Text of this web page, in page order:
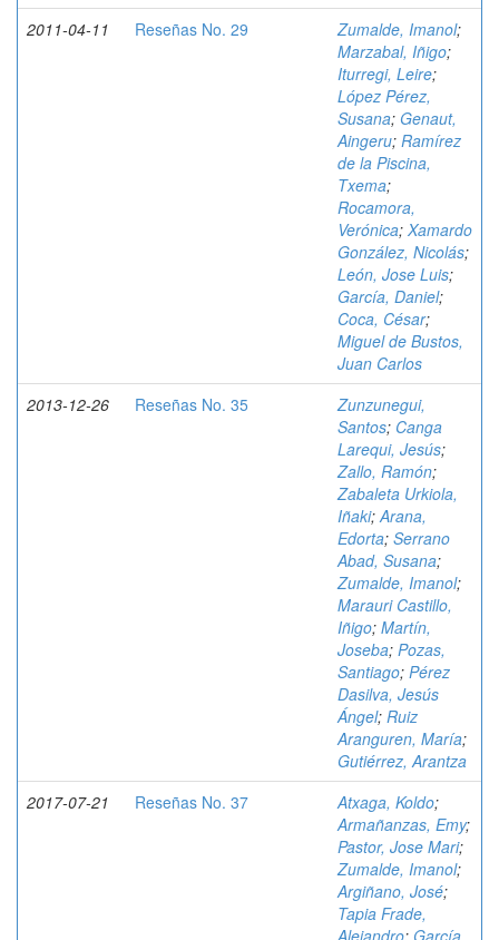
2011-04-11
Reseñas No. 29 Zumalde, Imanol;
Marzabal, Iñigo;
Iturregi, Leire;
López Pérez,
Susana; Genaut,
Aingeru; Ramírez
de la Piscina,
Txema;
Rocamora,
Verónica; Xamardo
González, Nicolás;
León, Jose Luis;
García, Daniel;
Coca, César;
Miguel de Bustos,
Juan Carlos
2013-12-26
Reseñas No. 35
Zunzunegui,
Santos; Canga
Larequi, Jesús;
Zallo, Ramón;
Zabaleta Urkiola,
Iñaki;Arana,
Edorta; Serrano
Abad, Susana;
Zumalde, Imanol;
Marauri Castillo,
Iñigo; Martín,
Joseba; Pozas,
Santiago; Pérez
Dasilva, Jesús
Ángel; Ruiz
Aranguren, María;
Gutiérrez, Arantza
2017-07-21
Reseñas No. 37 Atxaga, Koldo;
Armañanzas, Emy;
Pastor, Jose Mari;
Zumalde, Imanol;
Argiñano, José;
Tapia Frade,
Alejandro; García